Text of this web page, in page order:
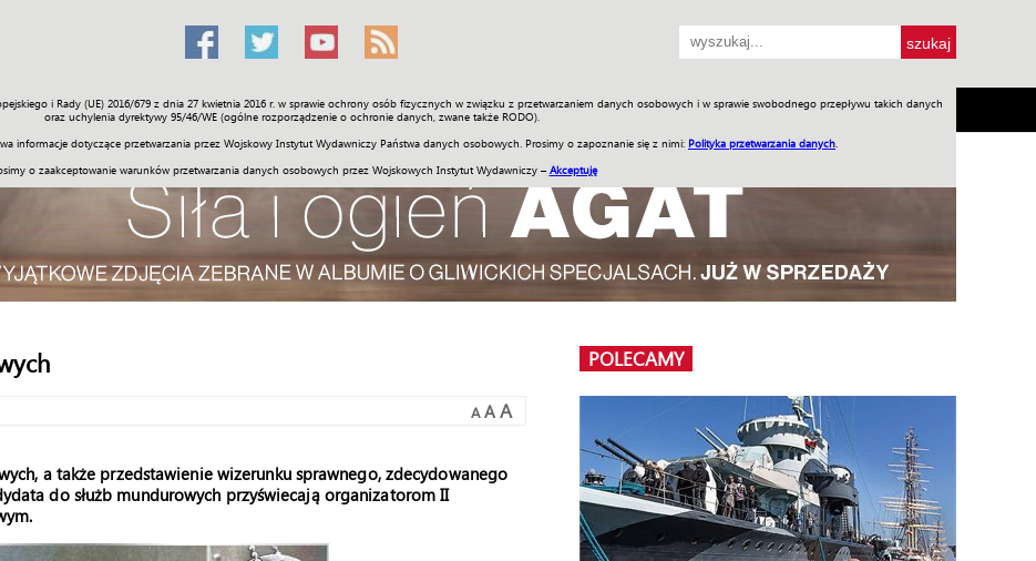
i Rady (UE) 2016/679 z dnia 27 kwietnia 2016 r. w sprawie ochrony osób fizycznych w związku z przetwarzaniem danych osobowych i w sprawie swobodnego przepływu takich danych
oraz uchylenia dyrektywy 95/46/WE (ogólne rozporządzenie o ochronie danych, zwane także RODO).
informacje dotyczące przetwarzania przez Wojskowy Instytut Wydawniczy Państwa danych osobowych. Prosimy o zapoznanie się z nimi: Polityka przetwarzania danych
o zaakceptowanie warunków przetwarzania danych osobowych przez Wojskowych Instytut Wydawniczy – Akceptuję
Świat Społeczność Sport Historia Galerie Wideo ENGLISH SKLEP Jednodniówki Praca w WIW
A A A
a także przedstawienie wizerunku sprawnego, zdecydowanego
do służb mundurowych przyświecają organizatorom II
POLECAMY